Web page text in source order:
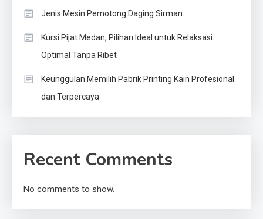
Jenis Mesin Pemotong Daging Sirman
Kursi Pijat Medan, Pilihan Ideal untuk Relaksasi
Optimal Tanpa Ribet
Keunggulan Memilih Pabrik Printing Kain Profesional
dan Terpercaya
Recent Comments
No comments to show.